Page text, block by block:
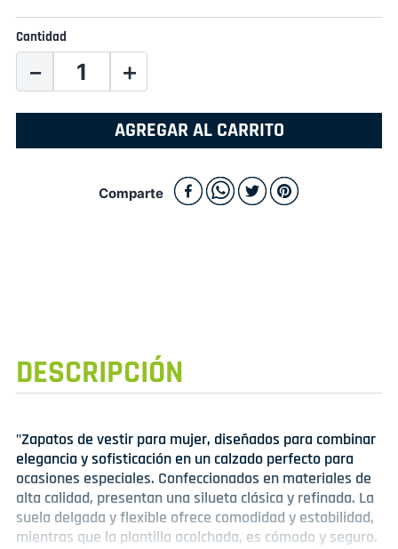
Cantidad
＋
－
AGREGAR AL CARRITO
Comparte
DESCRIPCIÓN
"Zapatos de vestir para mujer, diseñados para combinar
elegancia y sofisticación en un calzado perfecto para
ocasiones especiales. Confeccionados en materiales de
alta calidad, presentan una silueta clásica y refinada. La
suela delgada y flexible ofrece comodidad y estabilidad,
mientras que la plantilla acolchada, es cómodo y seguro.